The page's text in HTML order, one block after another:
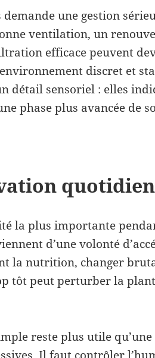
une gestion
ventilation, un
efficace peuvent
discret et
détail sensoriel : elles
phase plus avancée de
la plus importante
d’une volonté
la nutrition, changer
tôt peut perturber la
reste plus utile qu’une